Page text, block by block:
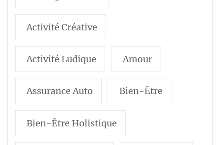
Activité Créative
Activité Ludique Amour
Assurance Auto Bien-Être
Bien-Être Holistique